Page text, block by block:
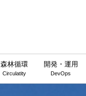
森林循環
Circulatity
開発・運用
DevOps